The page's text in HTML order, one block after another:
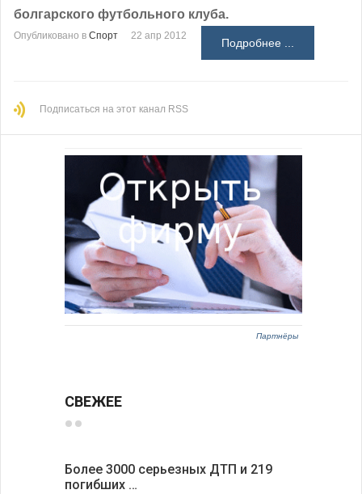
болгарского футбольного клуба.
Опубликовано в Спорт 22 апр 2012
Подробнее ...
Подписаться на этот канал RSS
Партнёры
СВЕЖЕЕ
Более 3000 серьезных ДТП и 219
погибших …